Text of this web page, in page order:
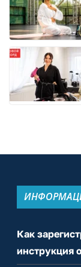
Как
инструкция